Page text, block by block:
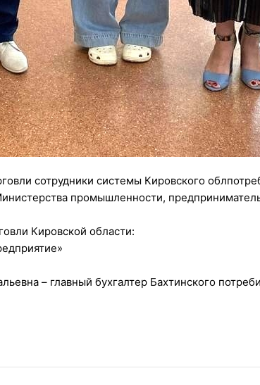
сотрудники системы Кировского
промышленности,
Кировской области:
– главный бухгалтер Бахтинского